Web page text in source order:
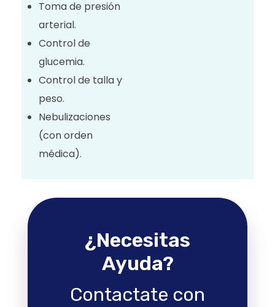
Toma de presión
arterial.
Control de
glucemia.
Control de talla y
peso.
Nebulizaciones
(con orden
médica).
¿Necesitas
Ayuda?
Contactate con